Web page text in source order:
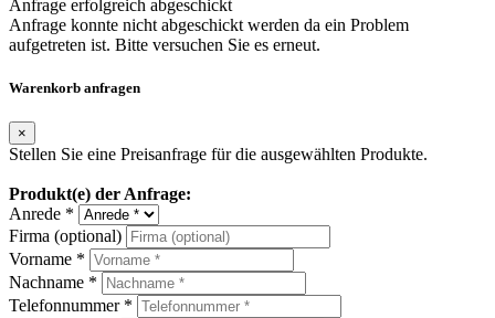
Anfrage erfolgreich abgeschickt
Anfrage konnte nicht abgeschickt werden da ein Problem
aufgetreten ist. Bitte versuchen Sie es erneut.
Warenkorb anfragen
×
Stellen Sie eine Preisanfrage für die ausgewählten Produkte.
Produkt(e) der Anfrage:
Anrede *
Firma (optional)
Vorname *
Nachname *
Telefonnummer *